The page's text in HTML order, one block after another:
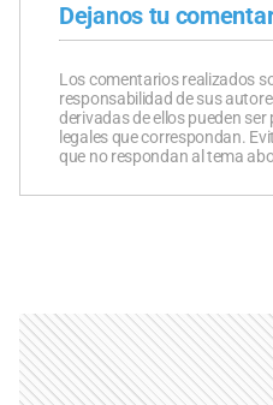
Dejanos tu
Los comentarios realizados
responsabilidad de sus
derivadas de ellos pueden
legales que correspondan.
que no respondan al tema